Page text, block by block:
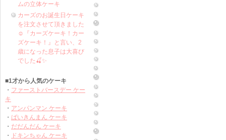
ムの立体ケーキ
カーズのお誕生日ケーキ
を注文させて頂きました
☺️『カーズケーキ！カー
ズケーキ！』と言い、2
歳になった息子は大喜び
でした🍒✨
■1才から人気のケーキ
・ ファーストバースデー ケー
キ
・ アンパンマン ケーキ
・ ばいきんまん ケーキ
・ だだんだん ケーキ
・
ドキンちゃん ケーキ